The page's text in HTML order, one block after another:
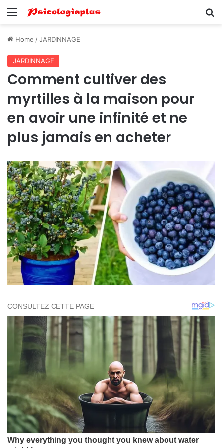
Menu
Home /JARDINNAGE
JARDINNAGE
Comment cultiver des
myrtilles à la maison pour
en avoir une infinité et ne
plus jamais en acheter